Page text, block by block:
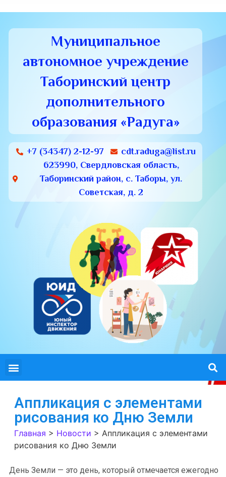
Муниципальное
автономное учреждение
Таборинский центр
дополнительного
образования «Радуга»
+7 (34347) 2-12-97
cdt.raduga@list.ru
623990, Свердловская область,
Таборинский район, с. Таборы, ул.
Советская, д. 2
Аппликация с элементами
рисования ко Дню Земли
Главная > Новости > Аппликация с элементами
рисования ко Дню Земли
День Земли — это день, который отмечается ежегодно